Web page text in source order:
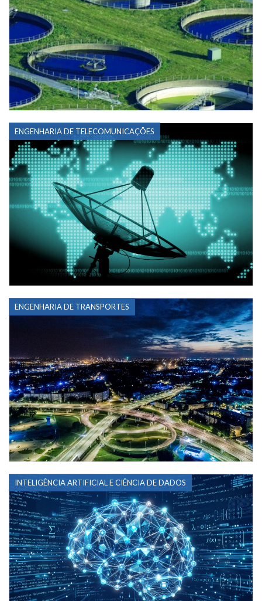
ENGENHARIA DE TELECOMUNICAÇÕES
ENGENHARIA DE TRANSPORTES
INTELIGÊNCIA ARTIFICIAL E CIÊNCIA DE DADOS